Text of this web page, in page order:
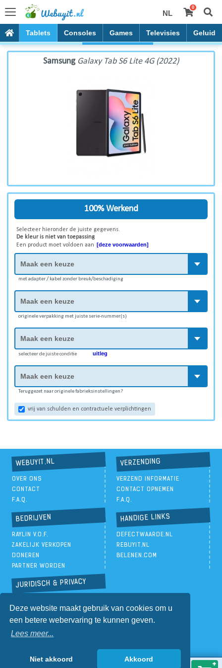
Deze website maakt gebruik van cookies om u
een betere webervaring te kunnen geven.
Lees meer...
Niet akkoord Akkoord
NL
0
Tablets Consoles Games Televisies Geluid
Samsung Galaxy Tab S6 Lite 4G (2022)
Samsung Galaxy Tab S6 Lite 4G (2022)
100% Werkend
Selecteer hieronder de juiste gegevens.
De kleur is niet van toepassing
Een product moet voldoen aan [deze voorwaarden]
met adapter / kabel zonder breuk/beschadiging
originele verpakking met juiste serie-nummer(s)
selecteer de juiste conditie uitleg
Teruggezet naar originele fabrieksinstellingen?
vrij van schulden en contractuele verplichtingen
WEBUYIT.NL
OVER ONS
CONTACT
F.A.Q.
VERZENDING
VERZEND INFORMATIE
CONTACT OPNEMEN
F.A.Q.
BEDRIJVEN
RAYLIN V.O.F.
ZAKELIJK VERKOPEN
DONEREN
PARTNER WORDEN
HANDIGE LINKS
DEFECTWAARDE.NL
REBUYIT.NL
BELENEN.COM
JURIDISCH & PRIVACY
ALGEMENE VOORWAARDEN